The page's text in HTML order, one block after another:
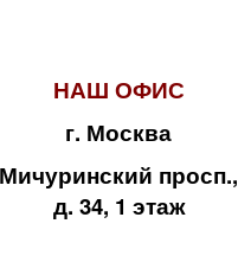
НАШ ОФИС
г. Москва
Мичуринский просп.,
д. 34, 1 этаж